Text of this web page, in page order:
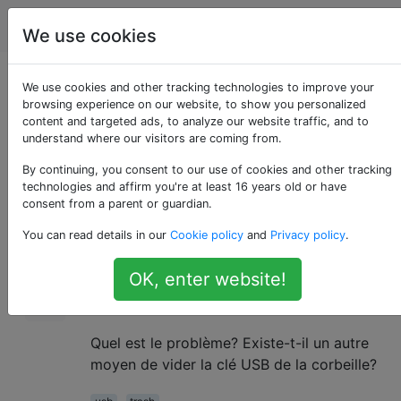
Apple
Vider la corbeille de
la clé USB
41
J'ai une clé USB connectée à mon Mac. Ce
lorsque la corbeille de vidage (cliquez avec
le bouton droit sur l' icône de la
exécutez "Vider la corbeille") pour le lecteur
USB
Quel est le problème? Existe-t-il un autre
moyen de vider la clé USB de la corbeille?
We use cookies
We use cookies and other tracking technologies to improve your
browsing experience on our website, to show you personalized
content and targeted ads, to analyze our website traffic, and to
understand where our visitors are coming from.
By continuing, you consent to our use of cookies and other tracking
technologies and affirm you're at least 16 years old or have
consent from a parent or guardian.
You can read details in our Cookie policy and Privacy policy.
OK, enter website!